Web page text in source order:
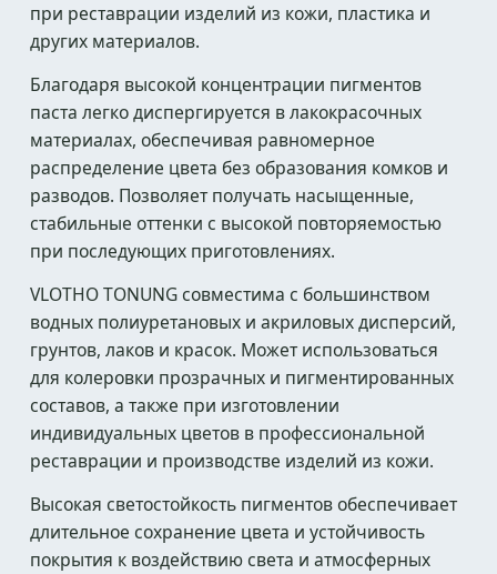
при реставрации изделий из кожи, пластика и
других материалов.
Благодаря высокой концентрации пигментов
паста легко диспергируется в лакокрасочных
материалах, обеспечивая равномерное
распределение цвета без образования комков и
разводов. Позволяет получать насыщенные,
стабильные оттенки с высокой повторяемостью
при последующих приготовлениях.
VLOTHO TONUNG совместима с большинством
водных полиуретановых и акриловых дисперсий,
грунтов, лаков и красок. Может использоваться
для колеровки прозрачных и пигментированных
составов, а также при изготовлении
индивидуальных цветов в профессиональной
реставрации и производстве изделий из кожи.
Высокая светостойкость пигментов обеспечивает
длительное сохранение цвета и устойчивость
покрытия к воздействию света и атмосферных